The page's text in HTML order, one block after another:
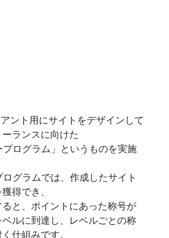
ント用にサイトをデザインして
ランスに向けた
プログラム」というものを実施
グラムでは、作成したサイト
得でき、
と、ポイントにあった称号が
ルに到達し、レベルごとの称
仕組みです。